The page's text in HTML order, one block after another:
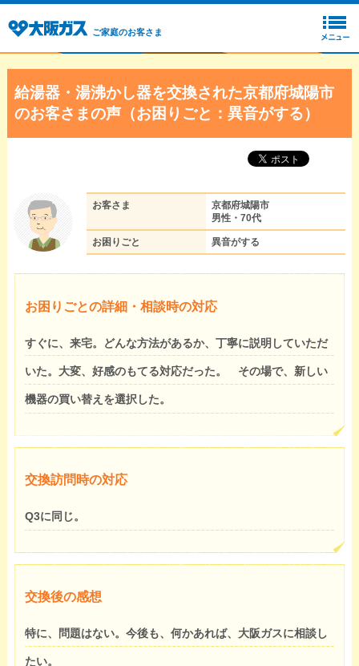
ご家庭のお客さま
給湯器・湯沸かし器を交換された京都府城陽市
のお客さまの声（お困りごと：異音がする）
お客さま
京都府城陽市
男性・70代
お困りごと 異音がする
お困りごとの詳細・相談時の対応
すぐに、来宅。どんな方法があるか、丁寧に説明していただ
いた。大変、好感のもてる対応だった。 その場で、新しい
機器の買い替えを選択した。
交換訪問時の対応
Q3に同じ。
交換後の感想
特に、問題はない。今後も、何かあれば、大阪ガスに相談し
たい。